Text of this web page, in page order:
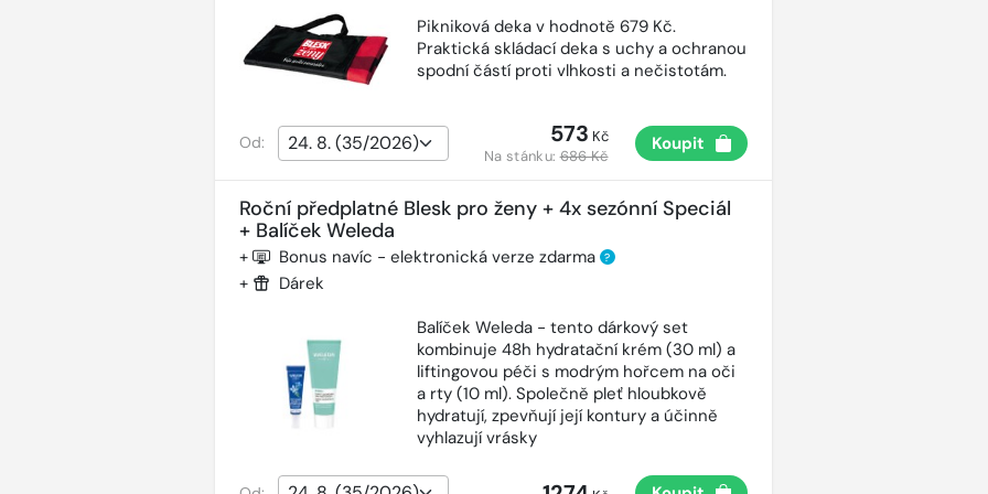
Pikniková deka v hodnotě 679 Kč.
Praktická skládací deka s uchy a ochranou
spodní částí proti vlhkosti a nečistotám.
Od: 573 Kč
Na stánku:686 Kč
Koupit
Roční předplatné Blesk pro ženy + 4x sezónní Speciál
+ Balíček Weleda
+ Bonus navíc - elektronická verze zdarma ?
+
Dárek
Balíček Weleda - tento dárkový set
kombinuje 48h hydratační krém (30 ml) a
liftingovou péči s modrým hořcem na oči
a rty (10 ml). Společně pleť hloubkově
hydratují, zpevňují její kontury a účinně
vyhlazují vrásky